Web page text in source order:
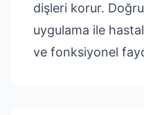
dişleri korur.
uygulama ile
ve fonksiyonel